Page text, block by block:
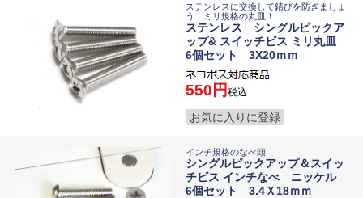
ステンレスに交換して錆びを防ぎましょ
う！ミリ規格の丸皿！
ステンレス シングルピックア
ップ& スイッチビス ミリ丸皿
6個セット 3X20ｍｍ
550 税込
お気に入りに登録
インチ規格のなべ頭
シングルピックアップ＆スイッ
チビス インチなべ ニッケル
6個セット 3.4Ｘ18ｍｍ